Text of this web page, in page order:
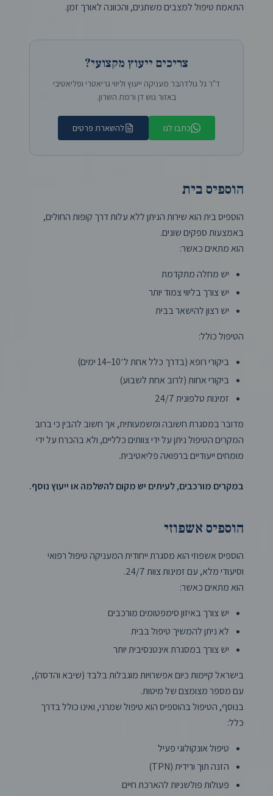
התאמת טיפול למצבים משתנים, והכוונה לאורך זמן.
צריכים ייעוץ מקצועי?
ד"ר גל גולדהבר מעניקה ייעוץ וליווי גריאטרי ופליאטיבי
באזור גוש דן ורמת השרון.
כתבו לנו להשארת פרטים
הוספיס בית
הוספיס בית הוא שירות הניתן ללא עלות דרך קופות החולים,
באמצעות ספקים שונים.
הוא מתאים כאשר:
יש מחלה מתקדמת
יש צורך בליווי צמוד יותר
יש רצון להישאר בבית
הטיפול כולל:
ביקורי רופא (בדרך כלל אחת ל־10–14 ימים)
ביקורי אחות (לרוב אחת לשבוע)
זמינות טלפונית 24/7
מדובר במסגרת חשובה ומשמעותית, אך חשוב להבין כי ברוב
המקרים הטיפול ניתן על ידי צוותים כלליים, ולא בהכרח על ידי
מומחים ייעודיים ברפואה פליאטיבית.
במקרים מורכבים, לעיתים יש מקום להשלמה או ייעוץ נוסף.
הוספיס אשפוזי
הוספיס אשפוזי הוא מסגרת ייחודית המעניקה טיפול רפואי
וסיעודי מלא, עם זמינות צוות 24/7.
הוא מתאים כאשר:
יש צורך באיזון סימפטומים מורכבים
לא ניתן להמשיך טיפול בבית
יש צורך במסגרת אינטנסיבית יותר
בישראל קיימות כיום אפשרויות מוגבלות בלבד (שיבא והדסה),
עם מספר מצומצם של מיטות.
בנוסף, הטיפול בהוספיס הוא טיפול שמרני, ואינו כולל בדרך
כלל:
טיפול אונקולוגי פעיל
הזנה תוך ורידית (TPN)
פעולות פולשניות להארכת חיים